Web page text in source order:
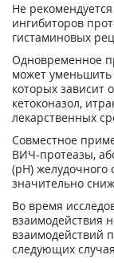
Не
ингибиторов
гистаминовых
Одновременное
может уменьшить
которых зависит
кетоконазол,
лекарственных
Совместное
ВИЧ-протеазы,
(pH) желудочного
значительно
Во время
взаимодействия
взаимодействий
следующих